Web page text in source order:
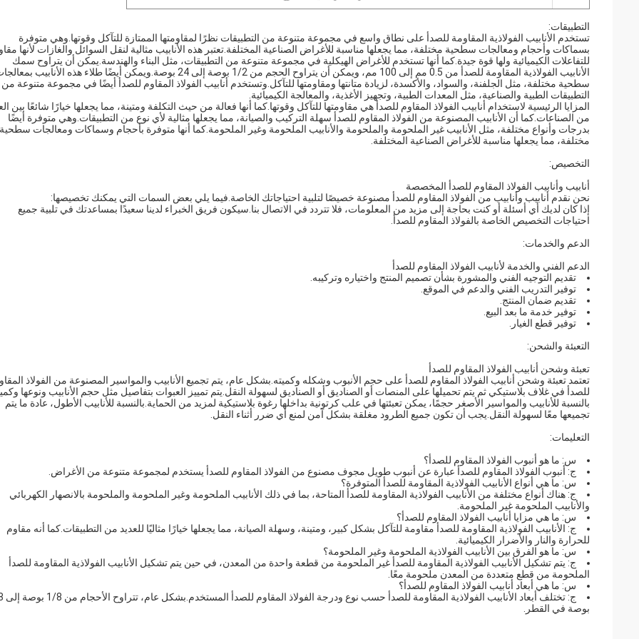
التطبيقات:
تستخدم الأنابيب الفولاذية المقاومة للصدأ على نطاق واسع في مجموعة متنوعة من التطبيقات نظرًا لمقاومتها الممتازة للتآكل وقوتها.وهي متوفرة
بسماكات وأحجام ومعالجات سطحية مختلفة، مما يجعلها مناسبة للأغراض الصناعية المختلفة.تعتبر هذه الأنابيب مثالية لنقل السوائل والغازات لأنها
للتفاعلات الكيميائية ولها قوة جيدة.كما أنها تستخدم للأغراض الهيكلية في مجموعة متنوعة من التطبيقات، مثل البناء والهندسة.يمكن أن يتراوح سمك
الأنابيب الفولاذية المقاومة للصدأ من 0.5 مم إلى 100 مم، ويمكن أن يتراوح الحجم من 1/2 بوصة إلى 24 بوصة.ويمكن أيضًا طلاء هذه الأنابيب
سطحية مختلفة، مثل الجلفنة، والسواد، والأكسدة، لزيادة متانتها ومقاومتها للتآكل.وتستخدم أنابيب الفولاذ المقاوم للصدأ أيضًا في مجموعة متنوعة من
التطبيقات الطبية والصناعية، مثل المعدات الطبية، وتجهيز الأغذية، والمعالجة الكيميائية.
المزايا الرئيسية لاستخدام أنابيب الفولاذ المقاوم للصدأ هي مقاومتها للتآكل وقوتها.كما أنها فعالة من حيث التكلفة ومتينة، مما يجعلها خيارًا شائعًا بين
من الصناعات.كما أن الأنابيب المصنوعة من الفولاذ المقاوم للصدأ سهلة التركيب والصيانة، مما يجعلها مثالية لأي نوع من التطبيقات.وهي متوفرة أيضًا
بدرجات وأنواع مختلفة، مثل الأنابيب غير الملحومة والملحومة والأنابيب الملحومة وغير الملحومة.كما أنها متوفرة بأحجام وسماكات ومعالجات سطحية
مختلفة، مما يجعلها مناسبة للأغراض الصناعية المختلفة.
التخصيص:
أنابيب وأنابيب الفولاذ المقاوم للصدأ المخصصة
نحن نقدم أنابيب وأنابيب من الفولاذ المقاوم للصدأ مصنوعة خصيصًا لتلبية احتياجاتك الخاصة.فيما يلي بعض السمات التي يمكنك تخصيصها:
إذا كان لديك أي أسئلة أو كنت بحاجة إلى مزيد من المعلومات، فلا تتردد في الاتصال بنا.سيكون فريق الخبراء لدينا سعيدًا بمساعدتك في تلبية جميع
احتياجات التخصيص الخاصة بالفولاذ المقاوم للصدأ.
الدعم والخدمات:
الدعم الفني والخدمة لأنابيب الفولاذ المقاوم للصدأ
تقديم التوجيه الفني والمشورة بشأن تصميم المنتج واختياره وتركيبه.
توفير التدريب الفني والدعم في الموقع.
تقديم ضمان المنتج.
توفير خدمة ما بعد البيع.
توفير قطع الغيار.
التعبئة والشحن:
تعبئة وشحن أنابيب الفولاذ المقاوم للصدأ
تعتمد تعبئة وشحن أنابيب الفولاذ المقاوم للصدأ على حجم الأنبوب وشكله وكميته.بشكل عام، يتم تجميع الأنابيب والمواسير المصنوعة من الفولاذ
للصدأ في غلاف بلاستيكي ثم يتم تحميلها على المنصات أو الصناديق أو الصناديق لسهولة النقل.يتم تمييز العبوات بتفاصيل مثل حجم الأنابيب ونوعها
بالنسبة للأنابيب والمواسير الأصغر حجمًا، يمكن تعبئتها في علب كرتونية بداخلها رغوة بلاستيكية لمزيد من الحماية.بالنسبة للأنابيب الأطول، عادة ما يتم
تجميعها معًا لسهولة النقل.يجب أن تكون جميع الطرود مغلقة بشكل آمن لمنع أي ضرر أثناء النقل.
التعليمات:
س: ما هو أنبوب الفولاذ المقاوم للصدأ؟
ج: أنبوب الفولاذ المقاوم للصدأ عبارة عن أنبوب طويل مجوف مصنوع من الفولاذ المقاوم للصدأ يستخدم لمجموعة متنوعة من الأغراض.
س: ما هي أنواع الأنابيب الفولاذية المقاومة للصدأ المتوفرة؟
ج: هناك أنواع مختلفة من الأنابيب الفولاذية المقاومة للصدأ المتاحة، بما في ذلك الأنابيب الملحومة وغير الملحومة والملحومة بالانصهار الكهربائي
والأنابيب الملحومة غير الملحومة.
س: ما هي مزايا أنابيب الفولاذ المقاوم للصدأ؟
ج: الأنابيب الفولاذية المقاومة للصدأ مقاومة للتآكل بشكل كبير، ومتينة، وسهلة الصيانة، مما يجعلها خيارًا مثاليًا للعديد من التطبيقات.كما أنه مقاوم
للحرارة والنار والأضرار الكيميائية.
س: ما هو الفرق بين الأنابيب الفولاذية الملحومة وغير الملحومة؟
ج: يتم تشكيل الأنابيب الفولاذية المقاومة للصدأ غير الملحومة من قطعة واحدة من المعدن، في حين يتم تشكيل الأنابيب الفولاذية المقاومة للصدأ
الملحومة من قطع متعددة من المعدن ملحومة معًا.
س: ما هي أبعاد أنابيب الفولاذ المقاوم للصدأ؟
ج: تختلف أبعاد الأنابيب
بوصة في القطر.